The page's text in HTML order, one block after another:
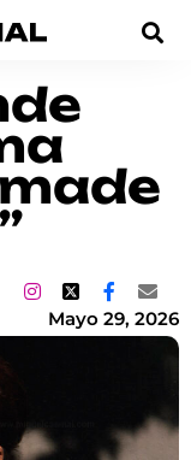
Mayo 29, 2026